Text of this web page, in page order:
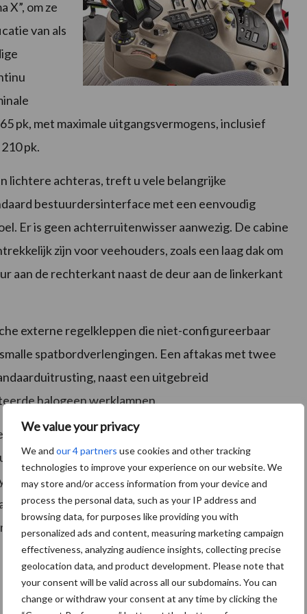
We value your privacy
We and our 4 partners use cookies and other tracking
technologies to improve your experience on our website. We
may store and/or access information from your device and
process the personal data, such as your IP address and
browsing data, for purposes like providing you with
personalized ads and content, measuring marketing campaign
effectiveness, analyzing audience insights, collecting precise
geolocation data, and product development. Please note that
your consent will be valid across all our subdomains. You can
change or withdraw your consent at any time by clicking the
X”, om ze
van als
pk, met maximale uitgangsvermogens, inclusief
pk.
lichtere achteras, treft u vele belangrijke
bestuurdersinterface met een eenvoudig
Er is geen achterruitenwisser aanwezig. De cabine
zijn voor veehouders, zoals een laag dak om
aan de rechterkant naast de deur aan de linkerkant
externe regelkleppen die niet-configureerbaar
spatbordverlengingen. Een aftakas met twee
naast een uitgebreid
halogeen werklampen.
dat de nieuwe modellen van Puma uitgerust
geleidings- en automatische stuursystemen en
waarbij het aantal omwentelingen van het
overeenkomstig de werkzaamheden. Op de